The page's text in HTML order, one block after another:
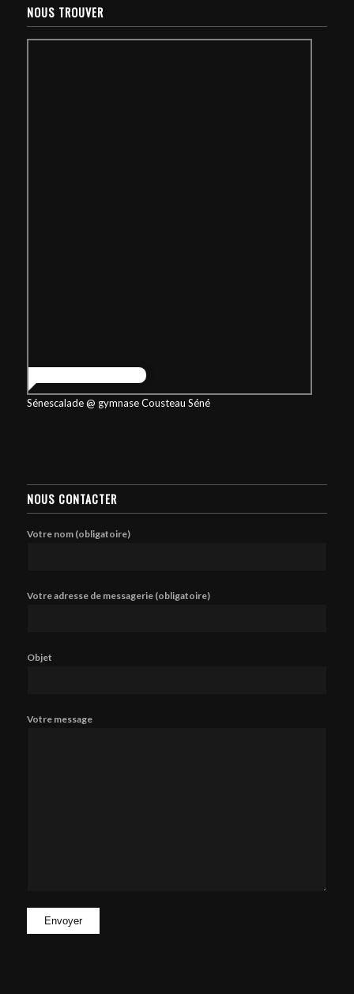
NOUS TROUVER
Sénescalade @ gymnase Cousteau Séné
NOUS CONTACTER
Votre nom (obligatoire)
Votre adresse de messagerie (obligatoire)
Objet
Votre message